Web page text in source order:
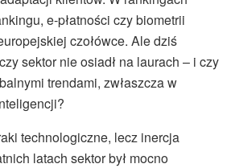
e-płatności czy biometrii
czołówce. Ale dziś
sektor nie osiadł na laurach – i czy
trendami, zwłaszcza w
technologiczne, lecz inercja
latach sektor był mocno